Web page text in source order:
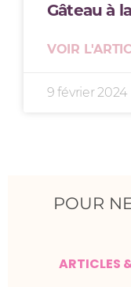
Gâteau à
VOIR
9 février 2024